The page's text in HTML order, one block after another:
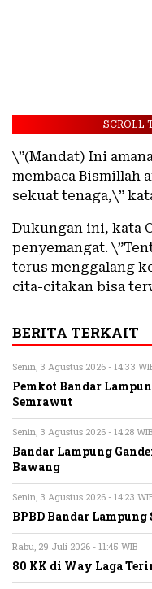
SCROLL
\”(Mandat) Ini
membaca Bismillah
sekuat tenaga,\”
Dukungan ini, kata
penyemangat.
terus menggalang
cita-citakan bisa
BERITA TERKAIT
Senin, 3 Agustus 2026 - 14:33
Pemkot Bandar
Semrawut
Senin, 3 Agustus 2026 - 14:28 WIB
Bandar Lampung
Bawang
Senin, 3 Agustus 2026 - 14:23
BPBD Bandar
Rabu, 29 Juli 2026 - 11:45 WIB
80 KK di Way Laga